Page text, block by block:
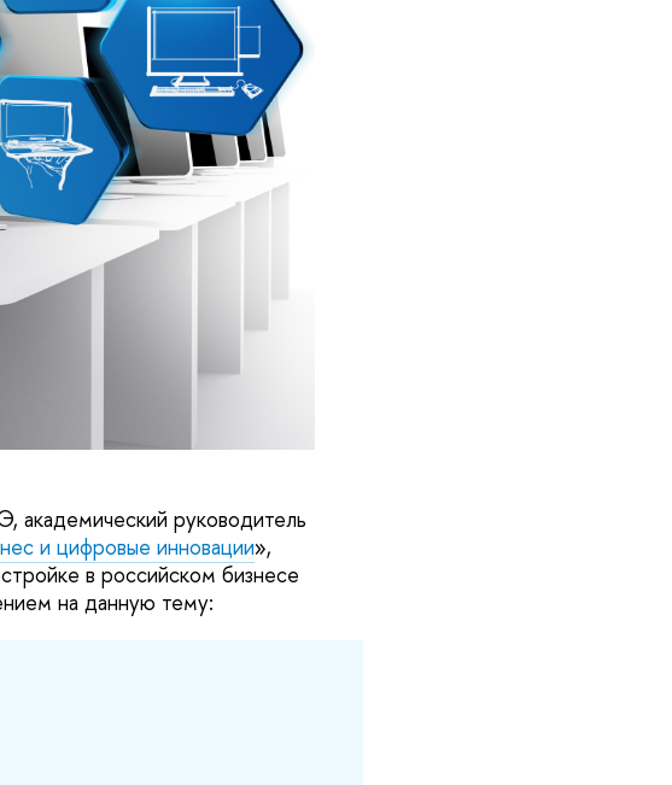
руководитель
и цифровые инновации»,
в российском бизнесе
на данную тему: